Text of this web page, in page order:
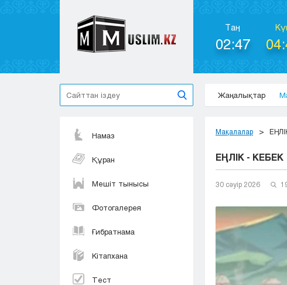
Таң
02:47
Жаңалықтар
Намаз
Құран
Мешіт тынысы
Фотогалерея
Ғибратнама
Кітапхана
Тест
Мақалалар
ЕҢЛІК - КЕБЕК
30 сәуір 2026